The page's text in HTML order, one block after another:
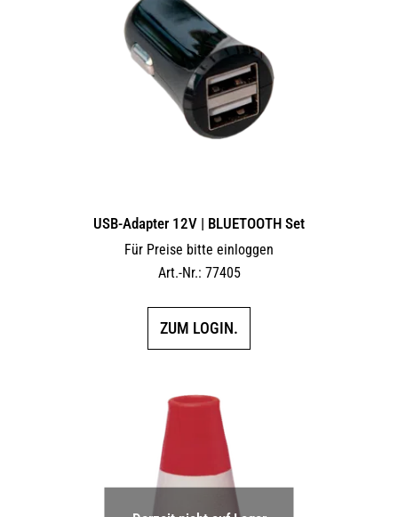
USB-Adapter 12V | BLUETOOTH Set
Für Preise bitte einloggen
Art.-Nr.: 77405
ZUM LOGIN.